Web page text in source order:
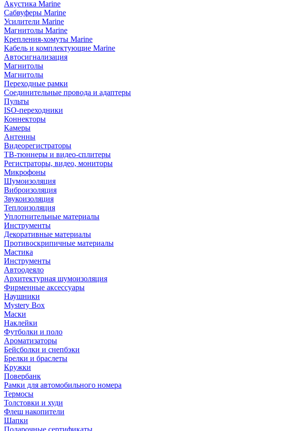
Акустика Marine
Сабвуферы Marine
Усилители Marine
Магнитолы Marine
Крепления-хомуты Marine
Кабель и комплектующие Marine
Автосигнализация
Магнитолы
Магнитолы
Переходные рамки
Соединительные провода и адаптеры
Пульты
ISO-переходники
Коннекторы
Камеры
Антенны
Видеорегистраторы
ТВ-тюннеры и видео-сплитеры
Регистраторы, видео, мониторы
Микрофоны
Шумоизоляция
Виброизоляция
Звукоизоляция
Теплоизоляция
Уплотнительные материалы
Инструменты
Декоративные материалы
Противоскрипичные материалы
Мастика
Инструменты
Автоодеяло
Архитектурная шумоизоляция
Фирменные аксессуары
Наушники
Mystery Box
Маски
Наклейки
Футболки и поло
Ароматизаторы
Бейсболки и снепбэки
Брелки и браслеты
Кружки
Повербанк
Рамки для автомобильного номера
Термосы
Толстовки и худи
Флеш накопители
Шапки
Подарочные сертификаты